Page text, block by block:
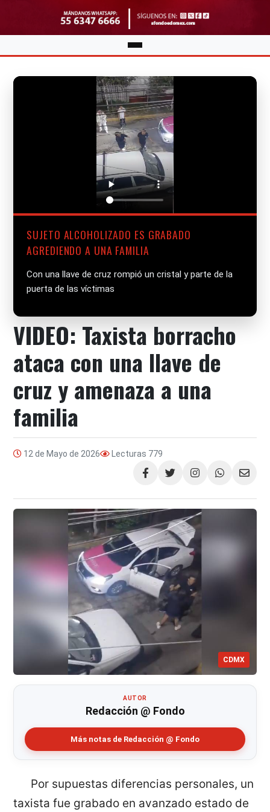
SUJETO ALCOHOLIZADO ES GRABADO
AGREDIENDO A UNA FAMILIA
Con una llave de cruz rompió un cristal y parte de la
puerta de las víctimas
VIDEO: Taxista borracho
ataca con una llave de
cruz y amenaza a una
familia
12 de Mayo de 2026 Lecturas 779
Compartir
CDMX
AUTOR
Redacción @ Fondo
Más notas de Redacción @ Fondo
Por supuestas diferencias personales, un
taxista fue grabado en avanzado estado de